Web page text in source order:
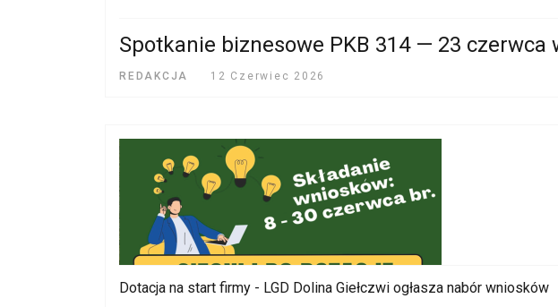
Spotkanie biznesowe PKB 314 — 23 czerwca
REDAKCJA 12 Czerwiec 2026
Dotacja na start firmy - LGD Dolina Giełczwi ogłasza nabór wniosków